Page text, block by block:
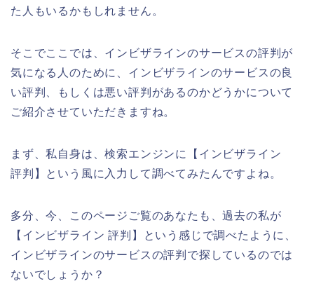
た人もいるかもしれません。
そこでここでは、インビザラインのサービスの評判が
気になる人のために、インビザラインのサービスの良
い評判、もしくは悪い評判があるのかどうかについて
ご紹介させていただきますね。
まず、私自身は、検索エンジンに【インビザライン
評判】という風に入力して調べてみたんですよね。
多分、今、このページご覧のあなたも、過去の私が
【インビザライン 評判】という感じで調べたように、
インビザラインのサービスの評判で探しているのでは
ないでしょうか？